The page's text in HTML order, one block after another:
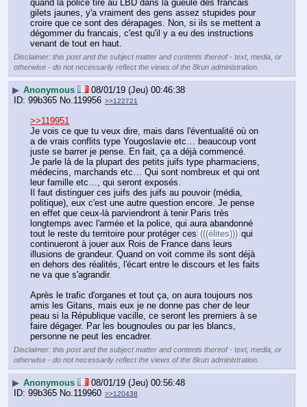
quand la police tire au LBD dans la gueule des francais
gilets jaunes, y'a vraiment des gens assez stupides pour
croire que ce sont des dérapages. Non, si ils se mettent a
dégommer du francais, c'est qu'il y a eu des instructions
venant de tout en haut.
Disclaimer: this post and the subject matter and contents thereof - text, media, or
otherwise - do not necessarily reflect the views of the 8kun administration.
▶ Anonymous
08/01/19 (Jeu) 00:46:38
99b365 No.119956 >>122721
>>119951
Je vois ce que tu veux dire, mais dans l'éventualité où on
a de vrais conflits type Yougoslavie etc… beaucoup vont
juste se barrer je pense. En fait, ça a déjà commencé.
Je parle là de la plupart des petits juifs type pharmaciens,
médecins, marchands etc… Qui sont nombreux et qui ont
leur famille etc…, qui seront exposés.
Il faut distinguer ces juifs des juifs au pouvoir (média,
politique), eux c'est une autre question encore. Je pense
en effet que ceux-là parviendront à tenir Paris très
longtemps avec l'armée et la police, qui aura abandonné
tout le reste du territoire pour protéger ces (((élites))) qui
continueront à jouer aux Rois de France dans leurs
illusions de grandeur. Quand on voit comme ils sont déjà
en dehors des réalités, l'écart entre le discours et les faits
ne va que s'agrandir.
Après le trafic d'organes et tout ça, on aura toujours nos
amis les Gitans, mais eux je ne donne pas cher de leur
peau si la République vacille, ce seront les premiers à se
faire dégager. Par les bougnoules ou par les blancs,
personne ne peut les encadrer.
Disclaimer: this post and the subject matter and contents thereof - text, media, or
otherwise - do not necessarily reflect the views of the 8kun administration.
▶ Anonymous
08/01/19 (Jeu) 00:56:48
99b365 No.119960 >>120438